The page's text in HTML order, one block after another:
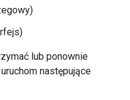
lub ponownie
następujące